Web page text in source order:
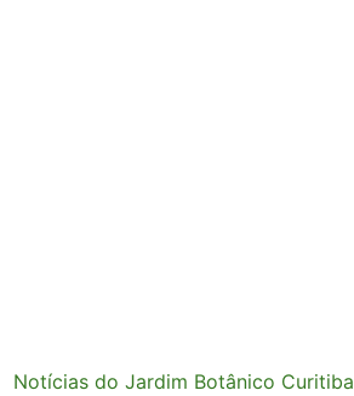
Notícias do Jardim Botânico Curitiba